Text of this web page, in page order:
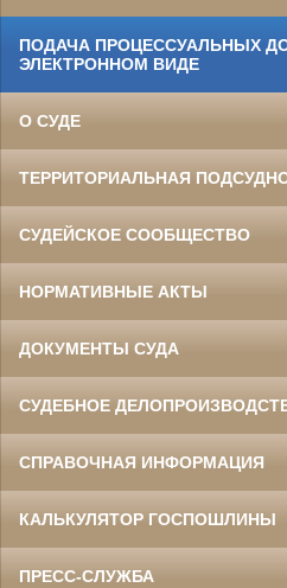
ПОДАЧА ПРОЦЕССУАЛЬНЫХ
ЭЛЕКТРОННОМ ВИДЕ
О СУДЕ
ТЕРРИТОРИАЛЬНАЯ
СУДЕЙСКОЕ СООБЩЕСТВО
НОРМАТИВНЫЕ АКТЫ
ДОКУМЕНТЫ СУДА
СУДЕБНОЕ
СПРАВОЧНАЯ ИНФОРМАЦИЯ
КАЛЬКУЛЯТОР ГОСПОШЛИНЫ
ПРЕСС-СЛУЖБА